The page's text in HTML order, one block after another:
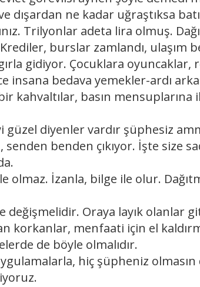
ne kadar uğraştıksa
Trilyonlar adeta lira olmuş.
burslar zamlandı, ulaşım
gidiyor. Çocuklara oyuncaklar,
insana bedava yemekler-ardı
kahvaltılar, basın mensuplarına
diyenler vardır şüphesiz
senden benden çıkıyor. İşte size
İzanla, bilge ile olur.
Oraya layık olanlar
korkanlar, menfaati için el
de böyle olmalıdır.
hiç şüpheniz olmasın